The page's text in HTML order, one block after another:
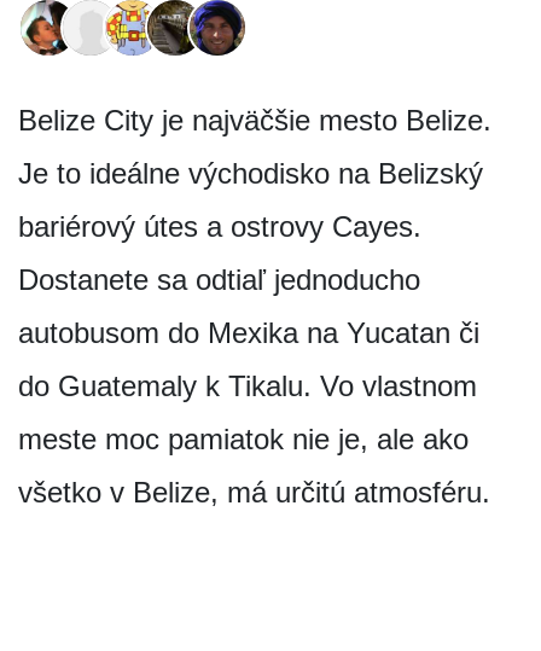
Belize City je najväčšie mesto Belize.
Je to ideálne východisko na Belizský
bariérový útes a ostrovy Cayes.
Dostanete sa odtiaľ jednoducho
autobusom do Mexika na Yucatan či
do Guatemaly k Tikalu. Vo vlastnom
meste moc pamiatok nie je, ale ako
všetko v Belize, má určitú atmosféru.